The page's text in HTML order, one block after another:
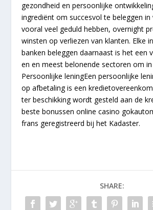
gezondheid en persoonlijke
ingrediënt om succesvol te beleggen in
vooral veel geduld hebben, overnight
winsten op verliezen van klanten. Elke
banken beleggen daarnaast is het een
en en meest belonende sectoren om
Persoonlijke leningEen persoonlijke
op afbetaling is een
ter beschikking wordt gesteld aan de
beste bonussen online casino
frans geregistreerd bij het Kadaster.
SHARE: